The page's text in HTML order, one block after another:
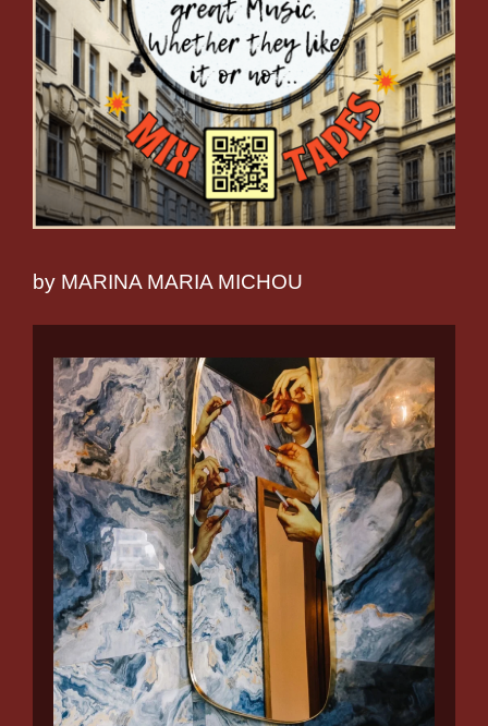
by MARINA MARIA MICHOU